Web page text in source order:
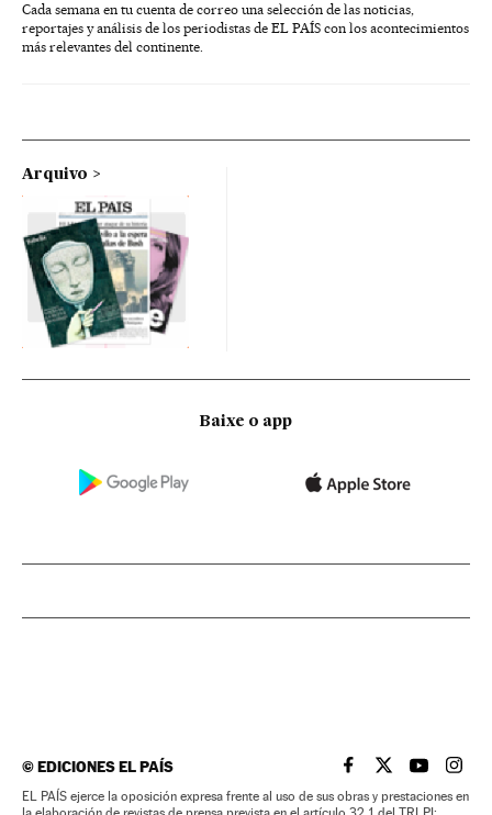
Cada semana en tu cuenta de correo una selección de las noticias,
reportajes y análisis de los periodistas de EL PAÍS con los acontecimientos
más relevantes del continente.
Arquivo
Baixe o app
©EDICIONES EL PAÍS EL PAÍS BRASIL EN
EL PAÍSEL PAÍS
EL
EL PAÍS ejerce la oposición expresa frente al uso de sus obras y prestaciones en